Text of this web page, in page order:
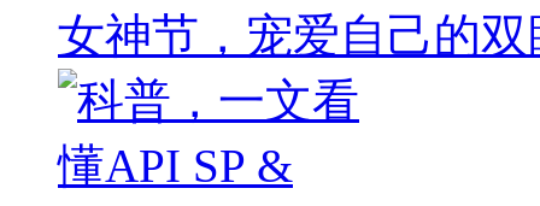
女神节，宠爱自己的